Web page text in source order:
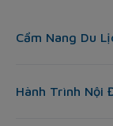
Cẩm Nang Du
Hành Trình Nội